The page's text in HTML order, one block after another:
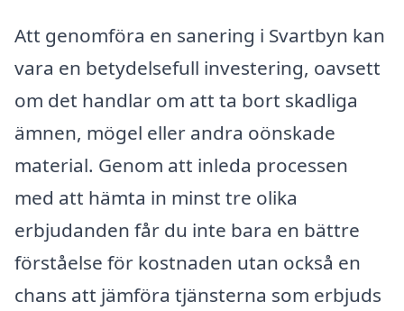
Att genomföra en sanering i Svartbyn kan
vara en betydelsefull investering, oavsett
om det handlar om att ta bort skadliga
ämnen, mögel eller andra oönskade
material. Genom att inleda processen
med att hämta in minst tre olika
erbjudanden får du inte bara en bättre
förståelse för kostnaden utan också en
chans att jämföra tjänsterna som erbjuds